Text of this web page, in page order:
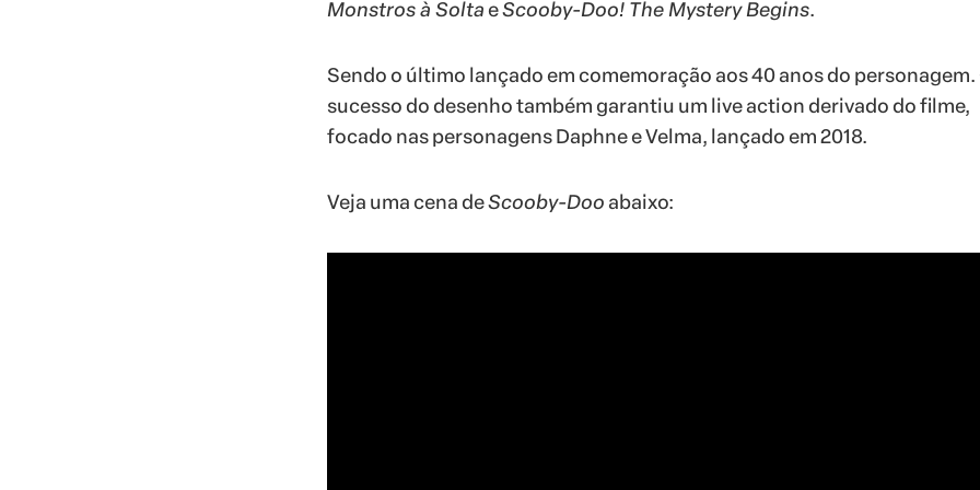
Monstros à SoltaeScooby-Doo! The Mystery Begins.
Sendo o último lançado em comemoração aos 40 anos do personagem.
sucesso do desenho também garantiu um live action derivado do filme,
focado nas personagens Daphne e Velma, lançado em 2018.
Veja uma cena deScooby-Dooabaixo: